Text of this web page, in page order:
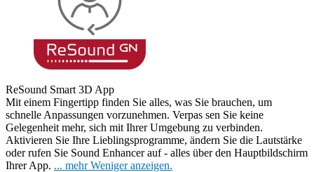
ReSound Smart 3D App
Mit einem Fingertipp finden Sie alles, was Sie brauchen, um
schnelle Anpassungen vorzunehmen. Verpas sen Sie keine
Gelegenheit mehr, sich mit Ihrer Umgebung zu verbinden.
Aktivieren Sie Ihre Lieblingsprogramme, ändern Sie die Lautstärke
oder rufen Sie Sound Enhancer auf - alles über den Hauptbildschirm
Ihrer App. ... mehr Weniger anzeigen.